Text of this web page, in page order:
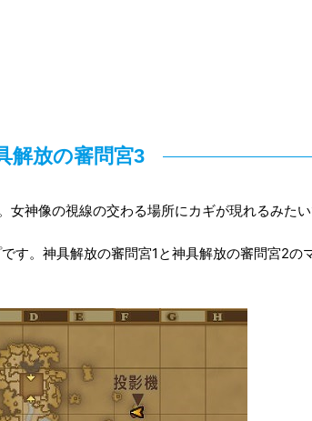
解放の審問宮3
神像の視線の交わる場所にカギが現れるみたい
す。神具解放の審問宮1と神具解放の審問宮2の